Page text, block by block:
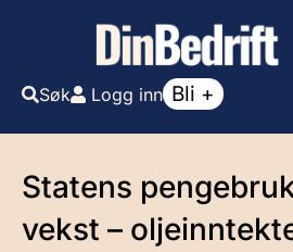
Søk Logg inn Bli +
Statens
vekst –